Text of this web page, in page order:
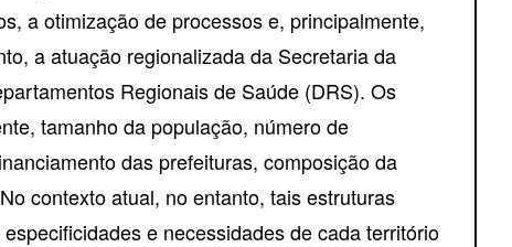
a otimização de processos e, principalmente,
a atuação regionalizada da Secretaria da
Regionais de Saúde (DRS). Os
tamanho da população, número de
das prefeituras, composição da
contexto atual, no entanto, tais estruturas
e necessidades de cada território